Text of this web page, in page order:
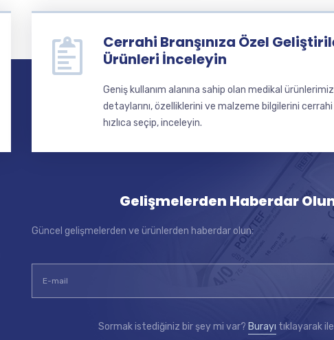
Cerrahi Branşınıza Özel
Ürünleri İnceleyin
Geniş kullanım alanına sahip olan medikal
detaylarını, özelliklerini ve malzeme bilgilerini cerrahi
hızlıca seçip, inceleyin.
Gelişmelerden Haberdar
Güncel gelişmelerden ve ürünlerden haberdar olun:
Sormak istediğiniz bir şey mi var? Burayı tıklayarak